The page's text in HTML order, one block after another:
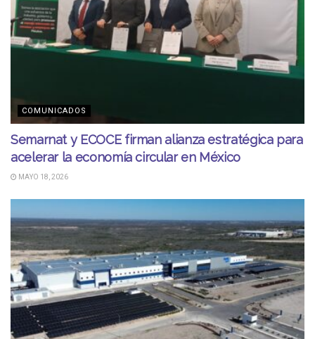
COMUNICADOS
Semarnat y ECOCE firman alianza estratégica para
acelerar la economía circular en México
MAYO 18, 2026